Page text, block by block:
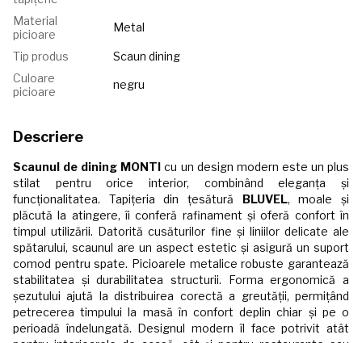
Material
picioare
Metal
Tip produs
Scaun dining
Culoare
picioare
negru
Descriere
Scaunul de dining MONTI cu un design modern este un plus
stilat pentru orice interior, combinând eleganța și
funcționalitatea. Tapițeria din țesătură BLUVEL, moale și
plăcută la atingere, îi conferă rafinament și oferă confort în
timpul utilizării. Datorită cusăturilor fine și liniilor delicate ale
spătarului, scaunul are un aspect estetic și asigură un suport
comod pentru spate. Picioarele metalice robuste garantează
stabilitatea și durabilitatea structurii. Forma ergonomică a
șezutului ajută la distribuirea corectă a greutății, permițând
petrecerea timpului la masă în confort deplin chiar și pe o
perioadă îndelungată. Designul modern îl face potrivit atât